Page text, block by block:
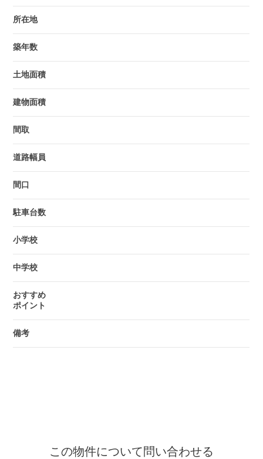
所在地
築年数
土地面積
建物面積
間取
道路幅員
間口
駐車台数
小学校
中学校
おすすめ
ポイント
備考
この物件について問い合わせる